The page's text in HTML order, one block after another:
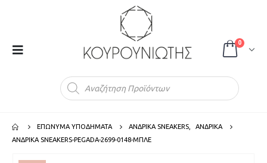
0
ΕΠΩΝΥΜΑ ΥΠΟΔΗΜΑΤΑ ΑΝΔΡΙΚΑ SNEAKERS
ΑΝΔΡΙΚΑ
ΑΝΔΡΙΚΑ SNEAKERS-PEGADA-2699-0148-ΜΠΛΕ